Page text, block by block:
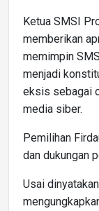
Ketua SMSI
memberikan
memimpin
menjadi
eksis sebagai
media siber.
Pemilihan
dan dukungan
Usai